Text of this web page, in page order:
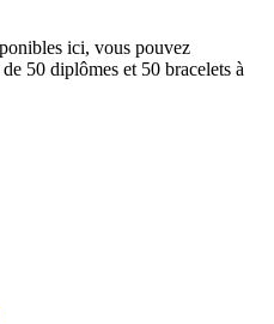
ici, vous pouvez
50 diplômes et 50 bracelets à